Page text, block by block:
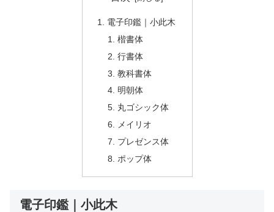
電子印鑑｜小此木
楷書体
行書体
教科書体
明朝体
丸ゴシック体
メイリオ
プレゼンス体
ポップ体
電子印鑑｜小此木